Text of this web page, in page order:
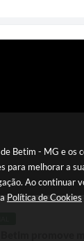
Betim - MG e os
para melhorar a
Ao continuar
Política de Cookies
Betim promove